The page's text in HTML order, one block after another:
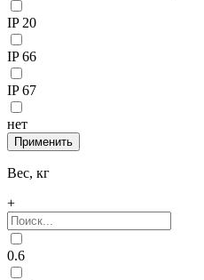
IP 20
IP 66
IP 67
нет
Вес, кг
+
0.6